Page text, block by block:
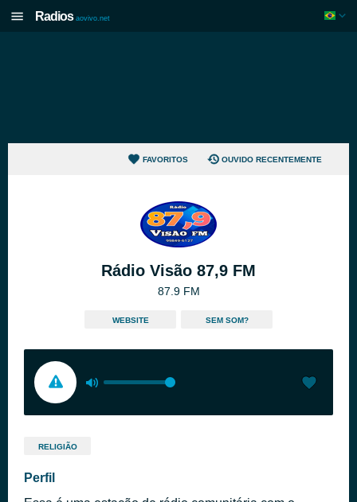
Radios aovivo.net
FAVORITOS OUVIDO RECENTEMENTE
Rádio Visão 87,9 FM
87.9 FM
WEBSITE SEM SOM?
RELIGIÃO
Perfil